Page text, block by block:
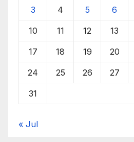
3 4 5 6
10 11 12 13
17 18 19 20
24 25 26 27
31
« Jul